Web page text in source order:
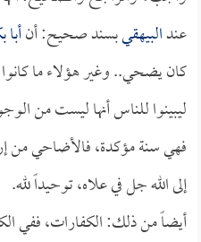
عندالبيهقيبسند صحيح: أن
كان يضحي.. وغير هؤلاء ما
ليبينوا للناس أنها ليست من
فهي سنة مؤكدة، فالأضاحي من
إلى الله جل في علاه، توحيداً لله.
أيضاً من ذلك: الكفارات، ففي